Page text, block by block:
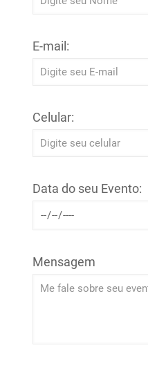
E-mail:
Celular:
Data do seu Evento:
Mensagem